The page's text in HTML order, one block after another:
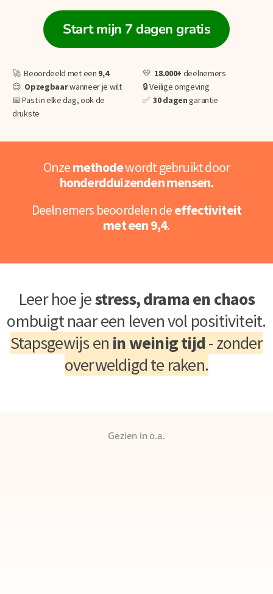
Start mijn 7 dagen gratis
🚀 Beoordeeld met een 9,4
😌 Opzegbaarwanneer je wilt
📅 Past in elke dag, ook de
drukste
💛 18.000+ deelnemers
🔒 Veilige omgeving
✅30 dagengarantie
Onzemethodewordt gebruikt door
honderdduizenden mensen.
Deelnemers beoordelen deeffectiviteit
met een 9,4.
Leer hoe jestress, drama en chaos
ombuigt naar een leven vol positiviteit.
Stapsgewijs en in weinig tijd- zonder
overweldigd te raken.
Gezien in o.a.